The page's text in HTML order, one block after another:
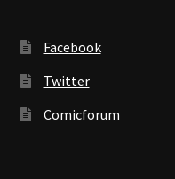
Facebook
Twitter
Comicforum